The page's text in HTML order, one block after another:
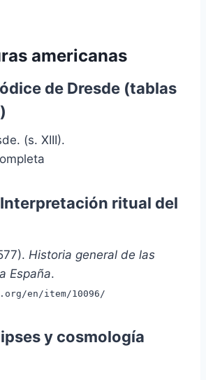
americanas
de Dresde (tablas
(s. XIII).
ritual del
Historia general de las
España.
en/item/10096/
y cosmología